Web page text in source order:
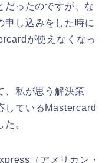
だったのですが、な
し込みをした時に
が使えなくなっ
、私が思う解決策
しているMastercard
。
（アメリカン・